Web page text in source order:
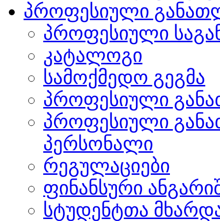
პროფესიული
პროფესიული
კატალოგი
სამოქმედო გეგმა
პროფესიული
პროფესიული
პერსონალი
რეგულაციები
ფინანსური
სტუდენტთა